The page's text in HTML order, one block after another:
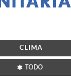
CLIMA
TODO